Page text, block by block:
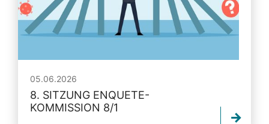
05.06.2026
8. SITZUNG ENQUETE-
KOMMISSION 8/1